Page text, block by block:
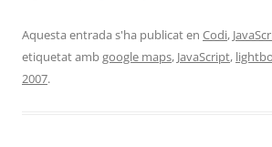
Aquesta entrada s'ha publicat en Codi,
etiquetat ambgoogle maps, JavaScript,
2007.